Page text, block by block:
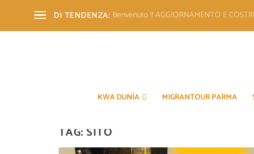
DI TENDENZA: Benvenuto !! AGGIORNAMENTO E
KWA DUNÌA MIGRANTOUR PARMA
TAG:SITO